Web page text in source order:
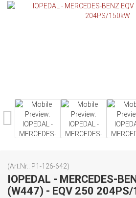
(Art.Nr.: P1-126-642)
IOPEDAL - MERCEDES-
(W447) - EQV 250